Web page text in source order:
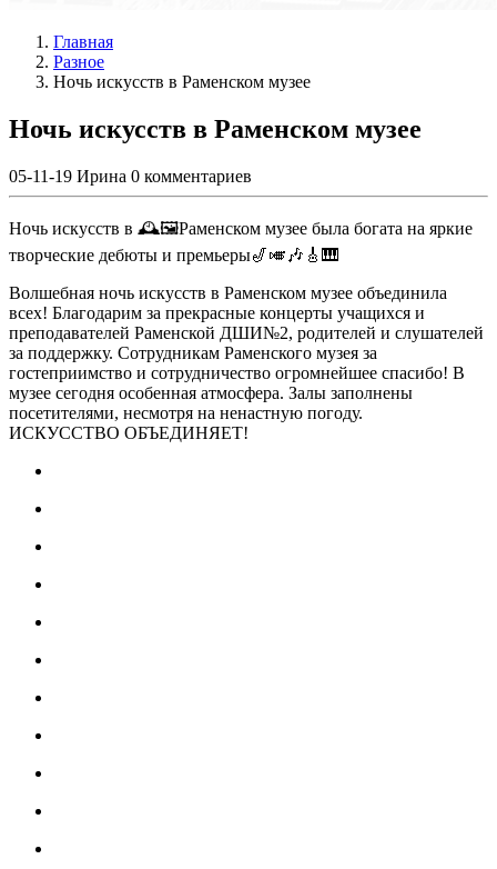
Главная
Разное
Ночь искусств в Раменском музее
Ночь искусств в Раменском музее
05-11-19 Ирина 0 комментариев
Ночь искусств в 🕰️🖼️Раменском музее была богата на яркие
творческие дебюты и премьеры🎷🎺🎶🎸🎹
Волшебная ночь искусств в Раменском музее объединила
всех! Благодарим за прекрасные концерты учащихся и
преподавателей Раменской ДШИ№2, родителей и слушателей
за поддержку. Сотрудникам Раменского музея за
гостеприимство и сотрудничество огромнейшее спасибо! В
музее сегодня особенная атмосфера. Залы заполнены
посетителями, несмотря на ненастную погоду.
ИСКУССТВО ОБЪЕДИНЯЕТ!